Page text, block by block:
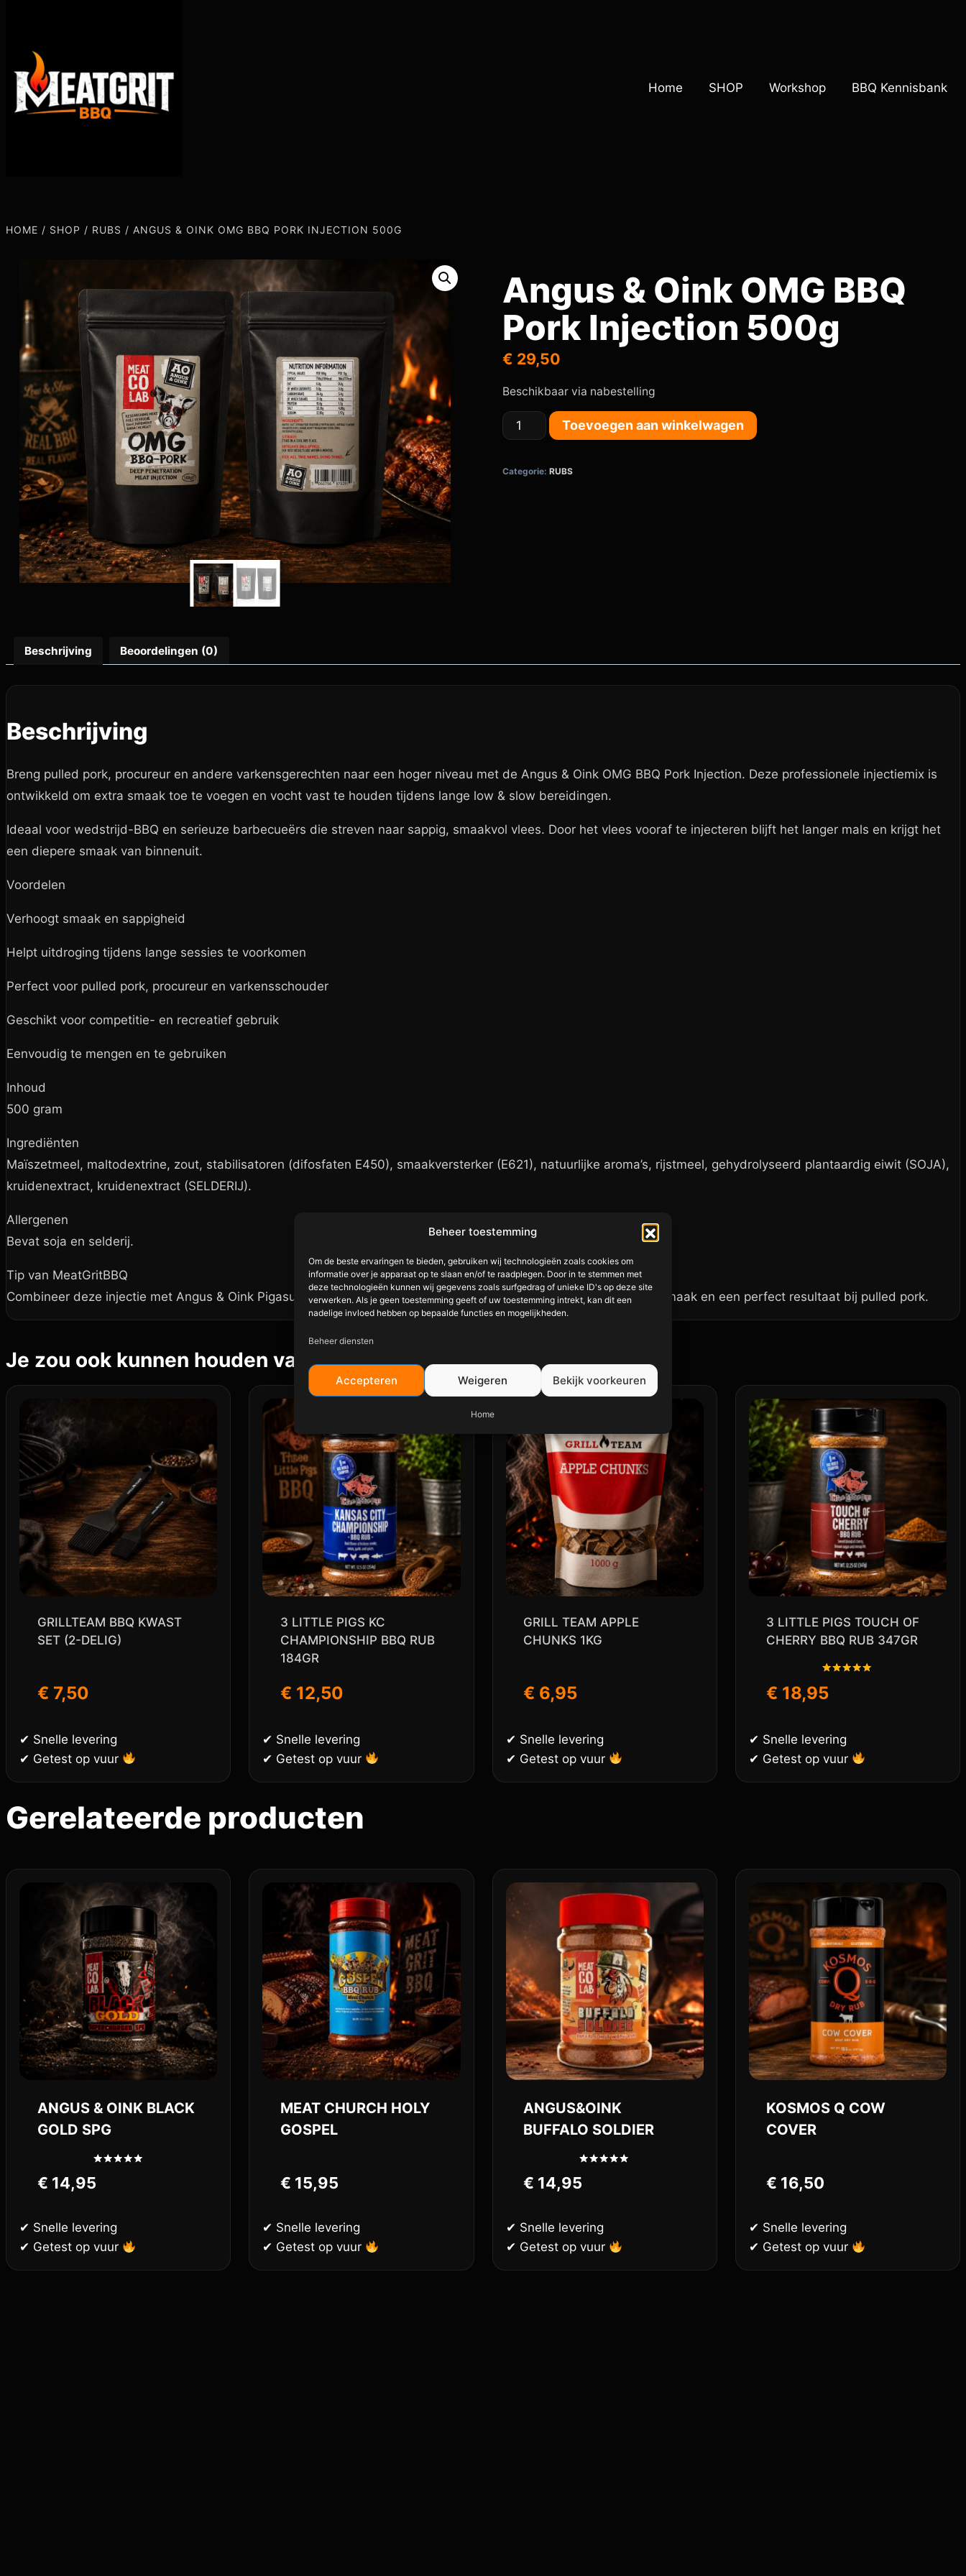
Beheer toestemming
Om de beste ervaringen te bieden, gebruiken wij technologieën zoals cookies om
informatie over je apparaat op te slaan en/of te raadplegen. Door in te stemmen met
deze technologieën kunnen wij gegevens zoals surfgedrag of unieke ID's op deze site
verwerken. Als je geen toestemming geeft of uw toestemming intrekt, kan dit een
nadelige invloed hebben op bepaalde functies en mogelijkheden.
Beheer diensten
Accepteren Weigeren Bekijk voorkeuren
Home
Home SHOP Workshop BBQ Kennisbank
HOME / SHOP / RUBS / ANGUS & OINK OMG BBQ PORK INJECTION 500G
Angus & Oink OMG BBQ
Pork Injection 500g
€ 29,50
Beschikbaar via nabestelling
Toevoegen aan winkelwagen
Categorie: RUBS
Beschrijving Beoordelingen (0)
Beschrijving
Breng pulled pork, procureur en andere varkensgerechten naar een hoger niveau met de Angus & Oink OMG BBQ Pork Injection. Deze professionele injectiemix is
ontwikkeld om extra smaak toe te voegen en vocht vast te houden tijdens lange low & slow bereidingen.
Ideaal voor wedstrijd-BBQ en serieuze barbecueërs die streven naar sappig, smaakvol vlees. Door het vlees vooraf te injecteren blijft het langer mals en krijgt het
een diepere smaak van binnenuit.
Voordelen
Verhoogt smaak en sappigheid
Helpt uitdroging tijdens lange sessies te voorkomen
Perfect voor pulled pork, procureur en varkensschouder
Geschikt voor competitie- en recreatief gebruik
Eenvoudig te mengen en te gebruiken
Inhoud
500 gram
Ingrediënten
Maïszetmeel, maltodextrine, zout, stabilisatoren (difosfaten E450), smaakversterker (E621), natuurlijke aroma’s, rijstmeel, gehydrolyseerd plantaardig eiwit (SOJA),
kruidenextract, kruidenextract (SELDERIJ).
Allergenen
Bevat soja en selderij.
Tip van MeatGritBBQ
Combineer deze injectie met Angus & Oink Pigasus, Sweet Bones & Butts of een andere pork rub voor maximale smaak en een perfect resultaat bij pulled pork.
Je zou ook kunnen houden van …
GRILLTEAM BBQ KWAST
SET (2-DELIG)
€ 7,50
✔ Snelle levering
✔ Getest op vuur
3 LITTLE PIGS KC
CHAMPIONSHIP BBQ RUB
184GR
€ 12,50
✔ Snelle levering
✔ Getest op vuur
GRILL TEAM APPLE
CHUNKS 1KG
€ 6,95
✔ Snelle levering
✔ Getest op vuur
3 LITTLE PIGS TOUCH OF
CHERRY BBQ RUB 347GR
5.00
uit 5
€ 18,95
✔ Snelle levering
✔ Getest op vuur
Gerelateerde producten
ANGUS & OINK BLACK
GOLD SPG
5.00
€ 14,95
✔ Snelle levering
✔ Getest op vuur
MEAT CHURCH HOLY
GOSPEL
€ 15,95
✔ Snelle levering
✔ Getest op vuur
ANGUS&OINK
BUFFALO SOLDIER
5.00
€ 14,95
✔ Snelle levering
✔ Getest op vuur
KOSMOS Q COW
COVER
€ 16,50
✔ Snelle levering
✔ Getest op vuur